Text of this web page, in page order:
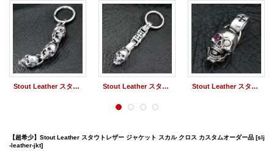
Stout Leather スタウトレザー 3スカル キーチェーン Stout Leather スタウトレザー スカル キーリング Stout Leather スタウトレザー スカルペンダント
【超希少】Stout Leather スタウトレザー ジャケット スカル クロス カスタムオーダー品 [slj
-leather-jkt]